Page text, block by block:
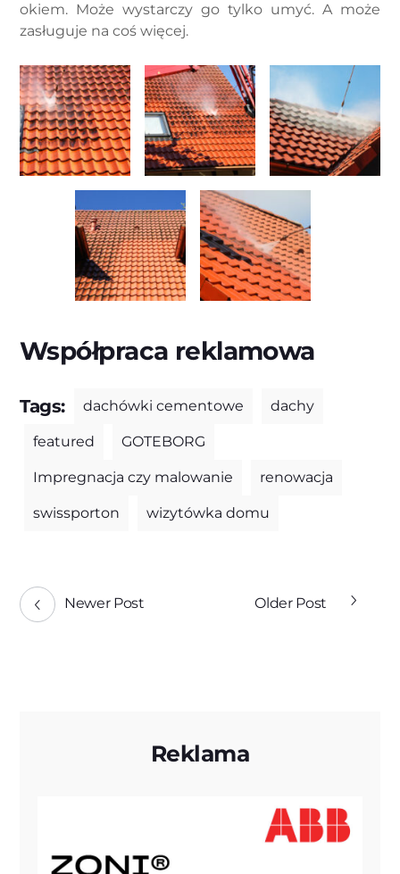
okiem. Może wystarczy go tylko umyć. A może
zasługuje na coś więcej.
Współpraca reklamowa
Tags: dachówki cementowe dachy
featured GOTEBORG
Impregnacja czy malowanie renowacja
swissporton wizytówka domu
Newer Post Older Post
Reklama